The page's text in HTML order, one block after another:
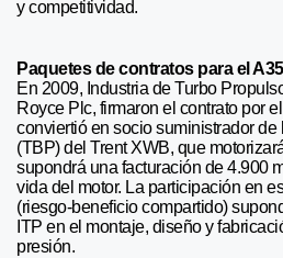
y competitividad.
Paquetes de contratos para el
En 2009, Industria de Turbo
Royce Plc, firmaron el contrato por
conviertió en socio suministrador
(TBP) del Trent XWB, que
supondrá una facturación de 4.900
vida del motor. La participación en
(riesgo-beneficio compartido)
ITP en el montaje, diseño y
presión.